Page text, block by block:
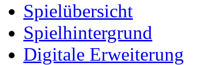
Spielübersicht
Spielhintergrund
Digitale Erweiterung